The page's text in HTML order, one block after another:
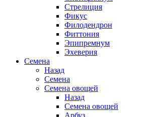
Стрелиция
Фикус
Филодендрон
Фиттония
Эпипремнум
Эхеверия
Семена
Назад
Семена
Семена овощей
Назад
Семена овощей
Арбуз